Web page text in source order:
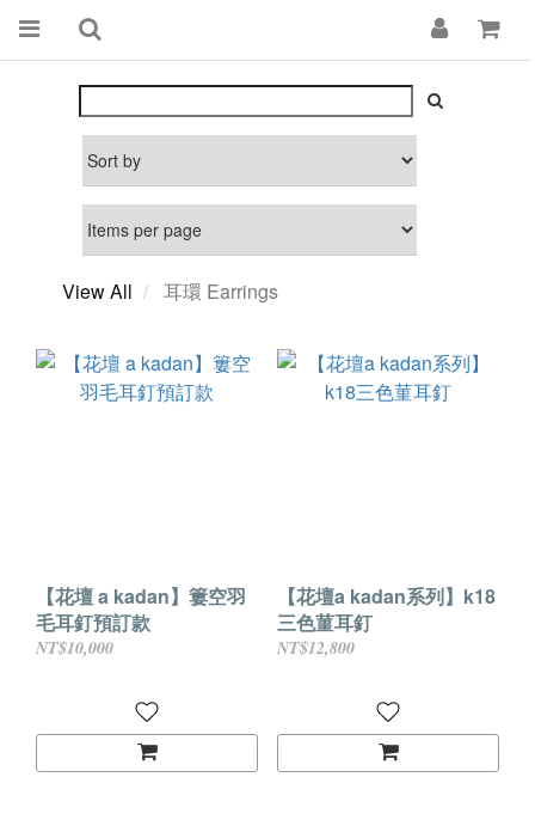
View All 耳環 Earrings
【花壇 a kadan】簍空羽
毛耳釘預訂款
NT$10,000
【花壇a kadan系列】k18
三色菫耳釘
NT$12,800